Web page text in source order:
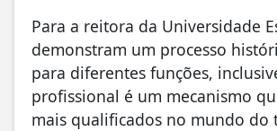
Para a reitora da Universidade
demonstram um processo
para diferentes funções,
profissional é um mecanismo
mais qualificados no mundo do